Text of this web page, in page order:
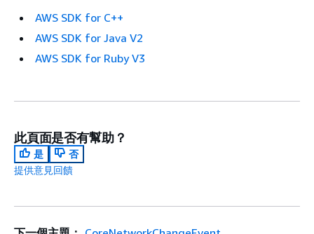
AWS SDK for C++
AWS SDK for Java V2
AWS SDK for Ruby V3
此頁面是否有幫助？
是
否
提供意見回饋